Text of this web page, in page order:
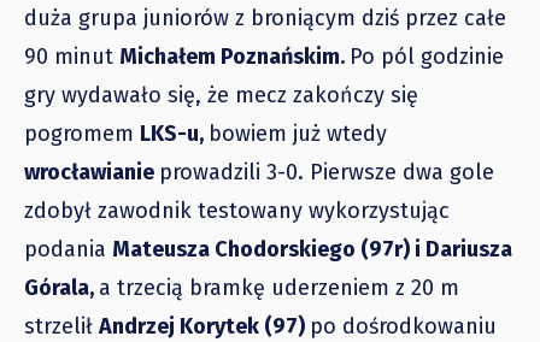
duża grupa juniorów z broniącym dziś przez całe
90 minut Michałem Poznańskim. Po pól godzinie
gry wydawało się, że mecz zakończy się
pogromem LKS-u, bowiem już wtedy
wrocławianie prowadzili 3-0. Pierwsze dwa gole
zdobył zawodnik testowany wykorzystując
podania Mateusza Chodorskiego (97r) i Dariusza
Górala, a trzecią bramkę uderzeniem z 20 m
strzelił Andrzej Korytek (97) po dośrodkowaniu